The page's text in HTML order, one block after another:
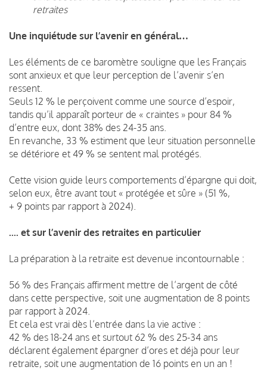
retraites
Une inquiétude sur l’avenir en général…
Les éléments de ce baromètre souligne que les Français
sont anxieux et que leur perception de l’avenir s’en
ressent.
Seuls 12 % le perçoivent comme une source d’espoir,
tandis qu’il apparaît porteur de « craintes » pour 84 %
d’entre eux, dont 38% des 24-35 ans.
En revanche, 33 % estiment que leur situation personnelle
se détériore et 49 % se sentent mal protégés.
Cette vision guide leurs comportements d’épargne qui doit,
selon eux, être avant tout « protégée et sûre » (51 %,
+ 9 points par rapport à 2024).
.... et sur l’avenir des retraites en particulier
La préparation à la retraite est devenue incontournable :
56 % des Français affirment mettre de l’argent de côté
dans cette perspective, soit une augmentation de 8 points
par rapport à 2024.
Et cela est vrai dès l’entrée dans la vie active :
42 % des 18-24 ans et surtout 62 % des 25-34 ans
déclarent également épargner d’ores et déjà pour leur
retraite, soit une augmentation de 16 points en un an !